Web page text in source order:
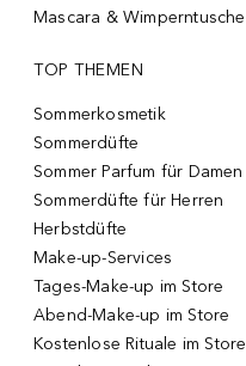
Mascara & Wimperntusche
TOP THEMEN
Sommerkosmetik
Sommerdüfte
Sommer Parfum für Damen
Sommerdüfte für Herren
Herbstdüfte
Make-up-Services
Tages-Make-up im Store
Abend-Make-up im Store
Kostenlose Rituale im Store